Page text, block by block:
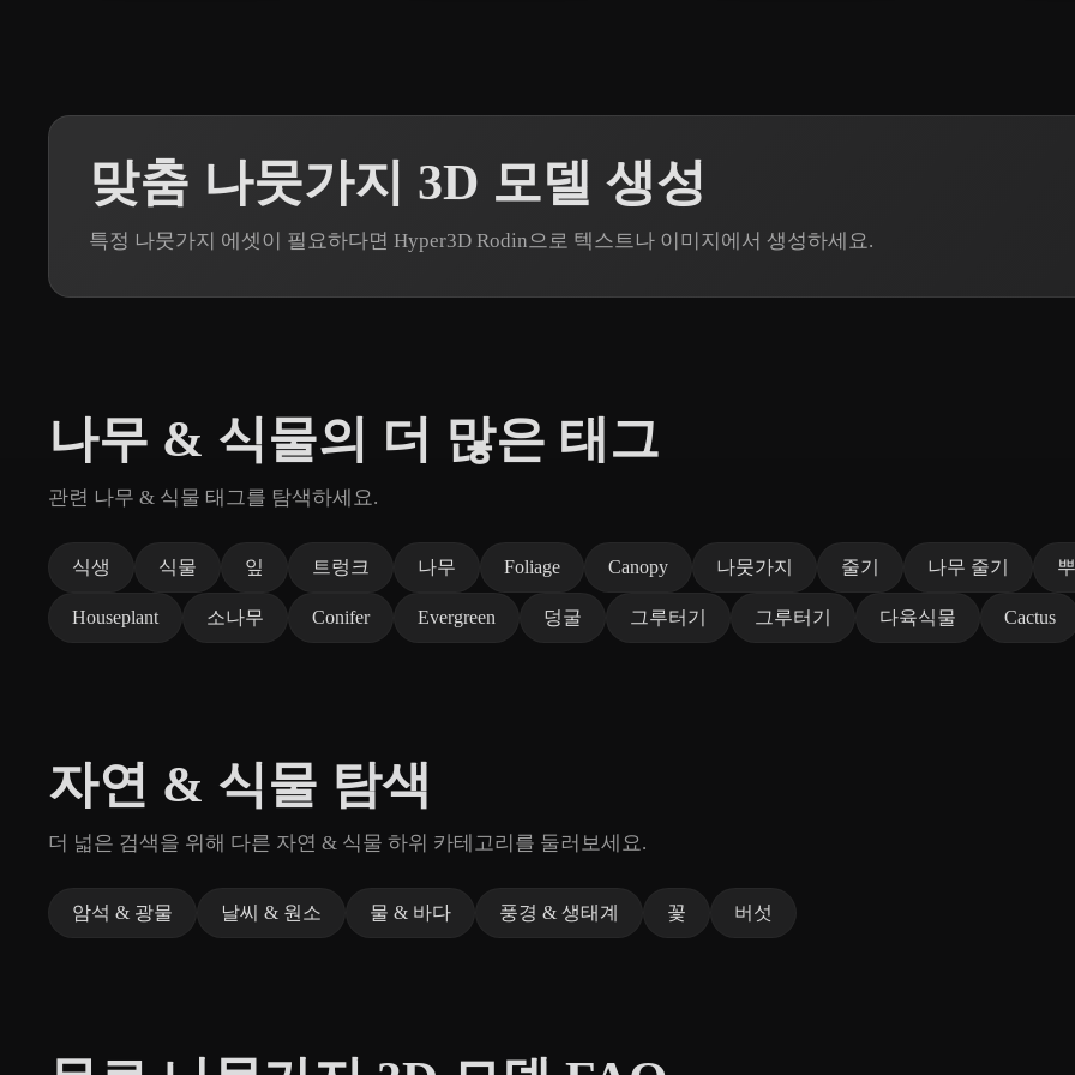
맞춤 나뭇가지 3D 모델 생성
특정 나뭇가지 에셋이 필요하다면 Hyper3D Rodin으로 텍스트나 이미지에서 생성하세요.
나무 & 식물의 더 많은 태그
관련 나무 & 식물 태그를 탐색하세요.
식생 식물 잎 트렁크 나무 Foliage Canopy 나뭇가지 줄기 나무 줄기
Houseplant 소나무 Conifer Evergreen 덩굴 그루터기 그루터기 다육식물 Cactus
자연 & 식물 탐색
더 넓은 검색을 위해 다른 자연 & 식물 하위 카테고리를 둘러보세요.
암석 & 광물 날씨 & 원소 물 & 바다 풍경 & 생태계 꽃 버섯